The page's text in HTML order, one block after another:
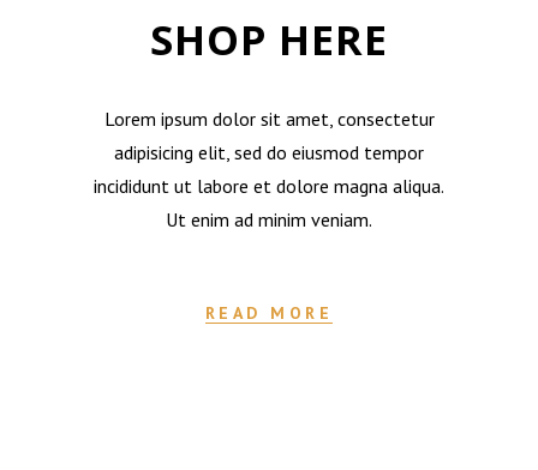
SHOP HERE
Lorem ipsum dolor sit amet, consectetur
adipisicing elit, sed do eiusmod tempor
incididunt ut labore et dolore magna aliqua.
Ut enim ad minim veniam.
READ MORE